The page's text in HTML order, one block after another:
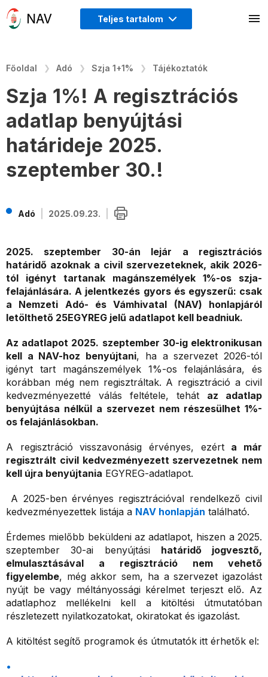
Teljes tartalom
Főoldal Adó Szja 1+1% Tájékoztatók
Szja 1%! A regisztrációs
adatlap benyújtási
határideje 2025.
szeptember 30.!
Adó 2025.09.23.
2025. szeptember 30-án lejár a regisztrációs
határidő azoknak a civil szervezeteknek, akik 2026-
tól igényt tartanak magánszemélyek 1%-os szja-
felajánlására. A jelentkezés gyors és egyszerű: csak
a Nemzeti Adó- és Vámhivatal (NAV) honlapjáról
letölthető 25EGYREG jelű adatlapot kell beadniuk.
Az adatlapot 2025. szeptember 30-ig elektronikusan
kell a NAV-hoz benyújtani, ha a szervezet 2026-tól
igényt tart magánszemélyek 1%-os felajánlására, és
korábban még nem regisztráltak. A regisztráció a civil
kedvezményezetté válás feltétele, tehát az adatlap
benyújtása nélkül a szervezet nem részesülhet 1%-
os felajánlásokban.
A regisztráció visszavonásig érvényes, ezért a már
regisztrált civil kedvezményezett szervezetnek nem
kell újra benyújtania EGYREG-adatlapot.
A 2025-ben érvényes regisztrációval rendelkező civil
kedvezményezettek listája a NAV honlapján található.
Érdemes mielőbb beküldeni az adatlapot, hiszen a 2025.
szeptember 30-ai benyújtási határidő jogvesztő,
elmulasztásával a regisztráció nem vehető
figyelembe, még akkor sem, ha a szervezet igazolást
nyújt be vagy méltányossági kérelmet terjeszt elő. Az
adatlaphoz mellékelni kell a kitöltési útmutatóban
részletezett nyilatkozatokat, okiratokat és igazolást.
A kitöltést segítő programok és útmutatók itt érhetők el: